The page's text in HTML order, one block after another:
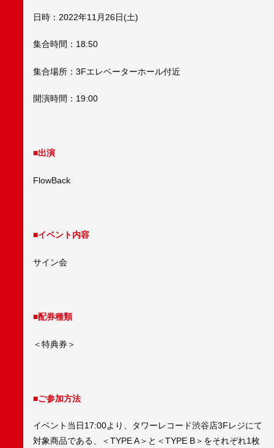
日時：2022年11月26日(土)
集合時間：18:50
集合場所：3Fエレベーターホール付近
開演時間：19:00
■出演
FlowBack
■イベント内容
サイン会
■配券種類
＜特典券＞
■ご参加方法
イベント当日17:00より、タワーレコード渋谷店3Fレジにて
対象商品である、＜TYPE A＞と＜TYPE B＞をそれぞれ1枚